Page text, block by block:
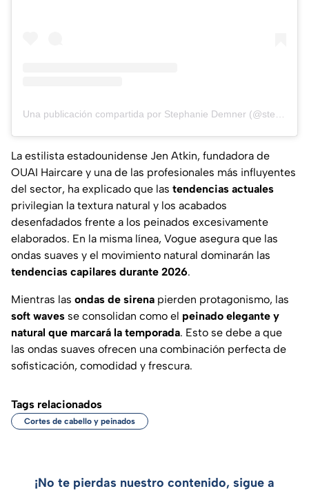
La estilista estadounidense Jen Atkin, fundadora de
OUAI Haircare y una de las profesionales más influyentes
del sector, ha explicado que las tendencias actuales
privilegian la textura natural y los acabados
desenfadados frente a los peinados excesivamente
elaborados. En la misma línea, Vogue asegura que las
ondas suaves y el movimiento natural dominarán las
tendencias capilares durante 2026.
Mientras las ondas de sirena pierden protagonismo, las
soft waves se consolidan como el peinado elegante y
natural que marcará la temporada. Esto se debe a que
las ondas suaves ofrecen una combinación perfecta de
sofisticación, comodidad y frescura.
Tags relacionados
Cortes de cabello y peinados
¡No te pierdas nuestro contenido, sigue a